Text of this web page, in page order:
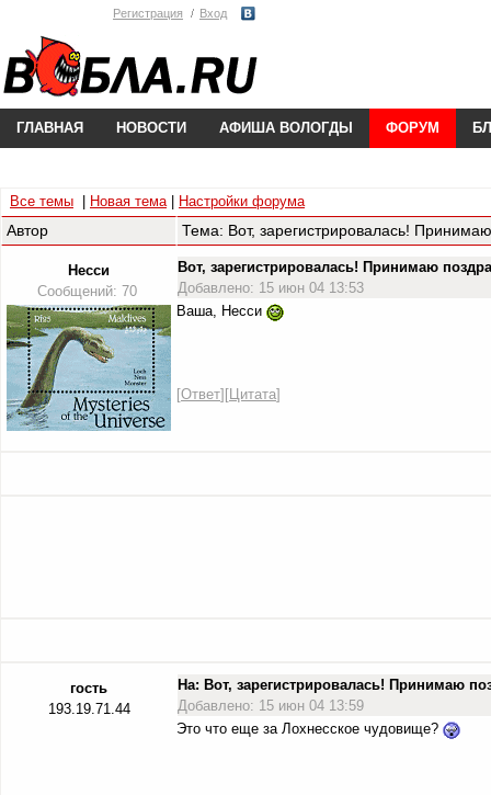
Регистрация Вход
ГЛАВНАЯ НОВОСТИ АФИША ВОЛОГДЫ ФОРУМ
Все темы Новая тема| Настройки форума
Автор Тема: Вот, зарегистрировалась!
Несси
Сообщений: 70
Вот, зарегистрировалась! Принимаю
Добавлено: 15 июн 04 13:53
Ваша, Несси
[Ответ][Цитата]
гость
193.19.71.44
На: Вот, зарегистрировалась! Принимаю
Добавлено: 15 июн 04 13:59
Это что еще за Лохнесское чудовище?